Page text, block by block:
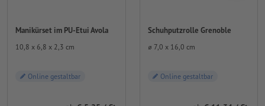
Manikürset im PU-Etui Avola
10,8 x 6,8 x 2,3 cm
Online gestaltbar
Schuhputzrolle Grenoble
⌀ 7,0 x 16,0 cm
Online gestaltbar